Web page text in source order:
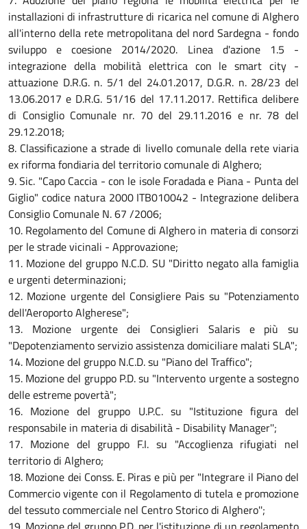
installazioni di infrastrutture di ricarica nel comune di Alghero
all'interno della rete metropolitana del nord Sardegna - fondo
sviluppo e coesione 2014/2020. Linea d'azione 1.5 -
integrazione della mobilità elettrica con le smart city -
attuazione D.R.G. n. 5/1 del 24.01.2017, D.G.R. n. 28/23 del
13.06.2017 e D.R.G. 51/16 del 17.11.2017. Rettifica delibere
di Consiglio Comunale nr. 70 del 29.11.2016 e nr. 78 del
29.12.2018;
8. Classificazione a strade di livello comunale della rete viaria
ex riforma fondiaria del territorio comunale di Alghero;
9. Sic. "Capo Caccia - con le isole Foradada e Piana - Punta del
Giglio" codice natura 2000 ITB010042 - Integrazione delibera
Consiglio Comunale N. 67 /2006;
10. Regolamento del Comune di Alghero in materia di consorzi
per le strade vicinali - Approvazione;
11. Mozione del gruppo N.C.D. SU "Diritto negato alla famiglia
e urgenti determinazioni;
12. Mozione urgente del Consigliere Pais su "Potenziamento
dell'Aeroporto Algherese";
13. Mozione urgente dei Consiglieri Salaris e più su
"Depotenziamento servizio assistenza domiciliare malati SLA";
14. Mozione del gruppo N.C.D. su "Piano del Traffico";
15. Mozione del gruppo P.D. su "Intervento urgente a sostegno
delle estreme povertà";
16. Mozione del gruppo U.P.C. su "Istituzione figura del
responsabile in materia di disabilità - Disability Manager'';
17. Mozione del gruppo F.I. su "Accoglienza rifugiati nel
territorio di Alghero;
18. Mozione dei Conss. E. Piras e più per "Integrare il Piano del
Commercio vigente con il Regolamento di tutela e promozione
del tessuto commerciale nel Centro Storico di Alghero'';